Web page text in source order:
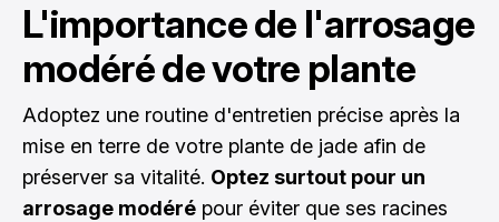
L'importance de l'arrosage
modéré de votre plante
Adoptez une routine d'entretien précise après la
mise en terre de votre plante de jade afin de
préserver sa vitalité. Optez surtout pour un
arrosage modéré pour éviter que ses racines